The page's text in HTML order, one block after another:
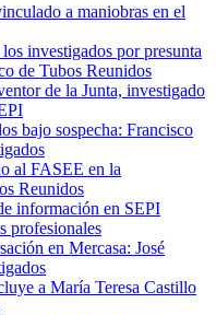
a maniobras en el
investigados por presunta
de Tubos Reunidos
de la Junta, investigado
bajo sospecha: Francisco
al FASEE en la
Reunidos
información en SEPI
profesionales
en Mercasa: José
a María Teresa Castillo